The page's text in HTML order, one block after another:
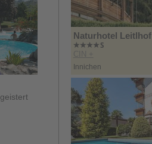
Naturhotel Leitlhof
CIN +
Innichen